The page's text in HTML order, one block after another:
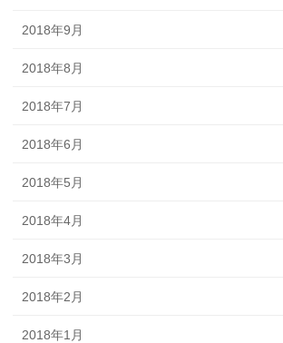
2018年9月
2018年8月
2018年7月
2018年6月
2018年5月
2018年4月
2018年3月
2018年2月
2018年1月